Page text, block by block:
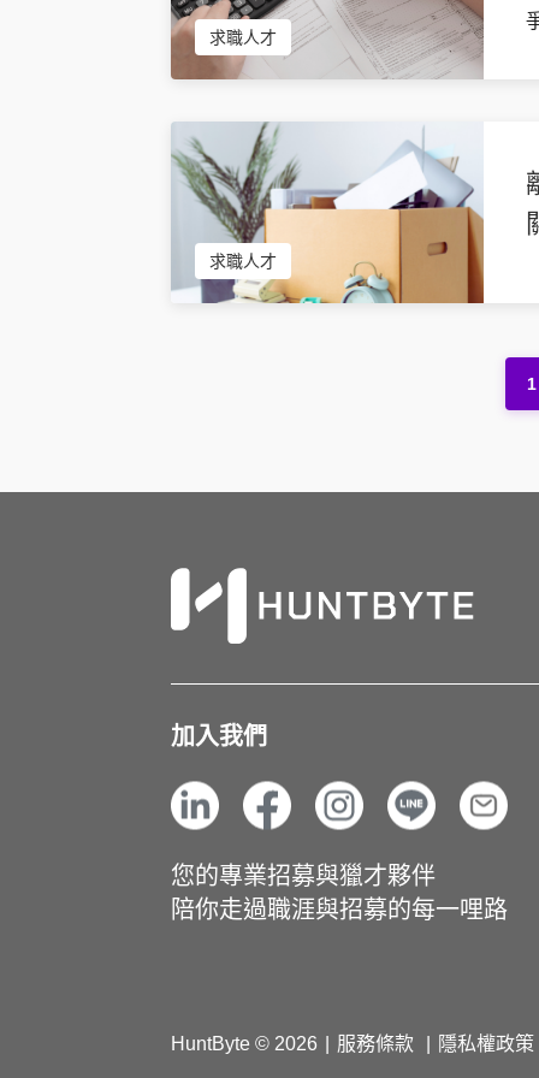
求職人才
求職人才
1
加入我們
您的專業招募與獵才夥伴
陪你走過職涯與招募的每一哩路
HuntByte © 2026 服務條款 隱私權政策